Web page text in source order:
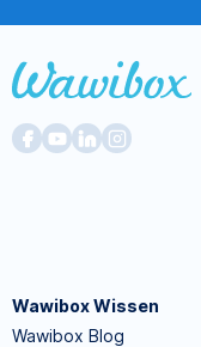
Wawibox Wissen
Wawibox Blog